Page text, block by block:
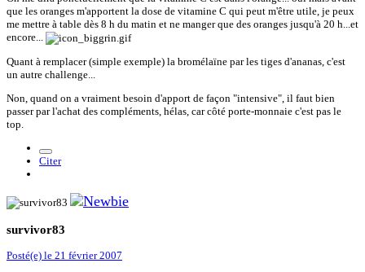
que les oranges m'apportent la dose de vitamine C qui peut m'être utile, je peux
me mettre à table dès 8 h du matin et ne manger que des oranges jusqu'à 20 h...et
encore...
Quant à remplacer (simple exemple) la bromélaïne par les tiges d'ananas, c'est
un autre challenge...
Non, quand on a vraiment besoin d'apport de façon "intensive", il faut bien
passer par l'achat des compléments, hélas, car côté porte-monnaie c'est pas le
top.
Citer
survivor83
Posté(e) le 21 février 2007